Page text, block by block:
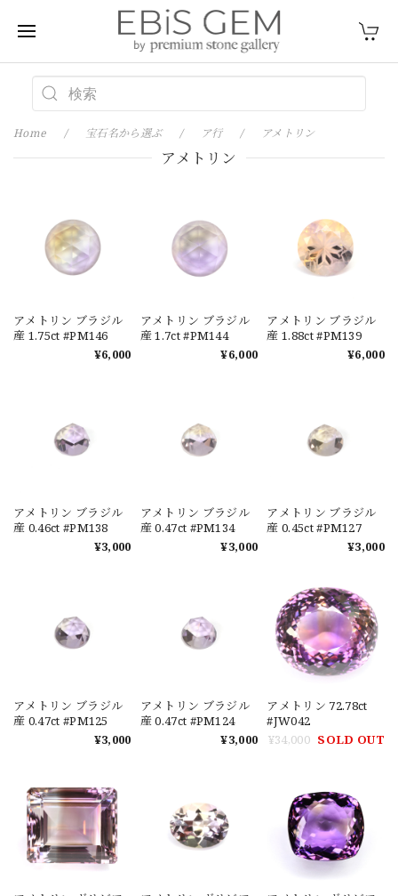
Home 宝石名から選ぶ ア行 アメトリン
アメトリン
アメトリン ブラジル
産 1.75ct #PM146
¥6,000
アメトリン ブラジル
産 1.7ct #PM144
¥6,000
アメトリン ブラジル
産 1.88ct #PM139
¥6,000
アメトリン ブラジル
産 0.46ct #PM138
¥3,000
アメトリン ブラジル
産 0.47ct #PM134
¥3,000
アメトリン ブラジル
産 0.45ct #PM127
¥3,000
アメトリン ブラジル
産 0.47ct #PM125
¥3,000
アメトリン ブラジル
産 0.47ct #PM124
¥3,000
アメトリン 72.78ct
#JW042
¥34,000 SOLD OUT